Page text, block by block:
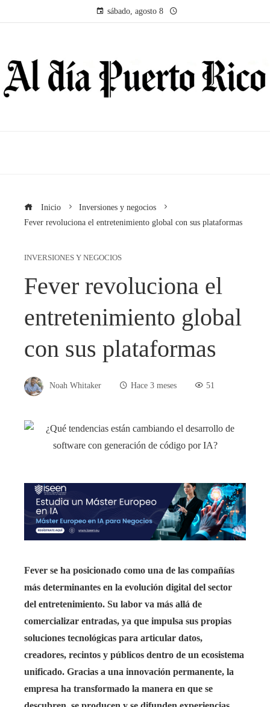
sábado, agosto 8
Inicio
Inversiones y negocios
Fever revoluciona el entretenimiento global con sus plataformas
INVERSIONES Y NEGOCIOS
Fever revoluciona el
entretenimiento global
con sus plataformas
Noah Whitaker Hace 3 meses 51
Fever se ha posicionado como una de las compañías
más determinantes en la evolución digital del sector
del entretenimiento. Su labor va más allá de
comercializar entradas, ya que impulsa sus propias
soluciones tecnológicas para articular datos,
creadores, recintos y públicos dentro de un ecosistema
unificado. Gracias a una innovación permanente, la
empresa ha transformado la manera en que se